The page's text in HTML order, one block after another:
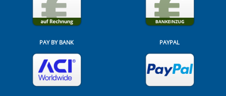
PAY BY BANK PAYPAL